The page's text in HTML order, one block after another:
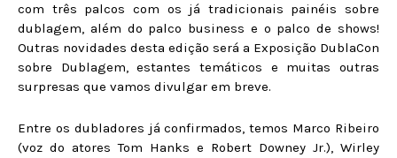
com três palcos com os já tradicionais painéis sobre
dublagem, além do palco business e o palco de shows!
Outras novidades desta edição será a Exposição DublaCon
sobre Dublagem, estantes temáticos e muitas outras
surpresas que vamos divulgar em breve.
Entre os dubladores já confirmados, temos Marco Ribeiro
(voz do atores Tom Hanks e Robert Downey Jr.), Wirley